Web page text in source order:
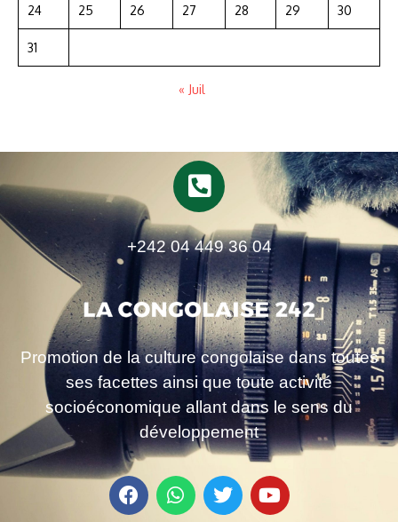
24 25 26 27 28 29 30
31
« Juil
+242 04 449 36 04
Promotion de la culture congolaise dans toutes
ses facettes ainsi que toute activité
socioéconomique allant dans le sens du
développement